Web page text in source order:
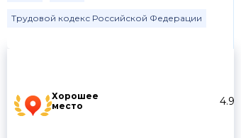
Хорошее
место
4.9
Трудовой кодекс Российской Федерации